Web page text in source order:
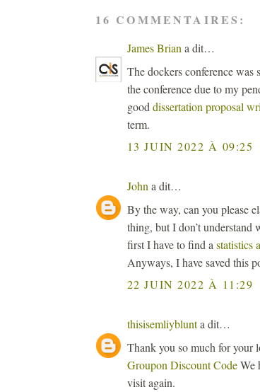
16 COMMENTAIRES:
James Brian a dit…
The dockers conference was
the conference due to my
good dissertation proposal
term.
13 JUIN 2022 À 09:25
John a dit…
By the way, can you please
thing, but I don’t understand
first I have to find a statistics
Anyways, I have saved this
22 JUIN 2022 À 11:29
thisisemliyblunta dit…
Thank you so much for your
Groupon Discount CodeWe
visit again.